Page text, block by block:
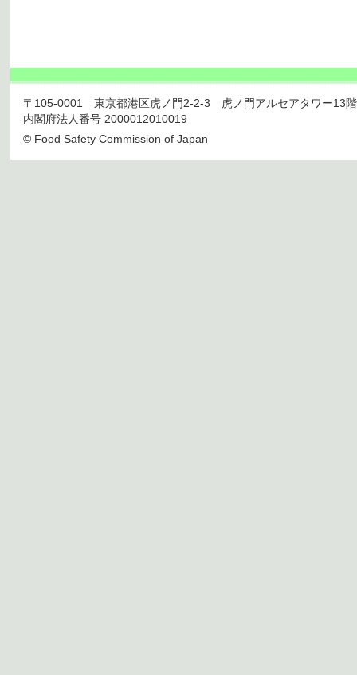
〒105-0001 東京都港区虎ノ門2-2-3 虎ノ門アルセアタワー13
内閣府法人番号 2000012010019
© Food Safety Commission of Japan